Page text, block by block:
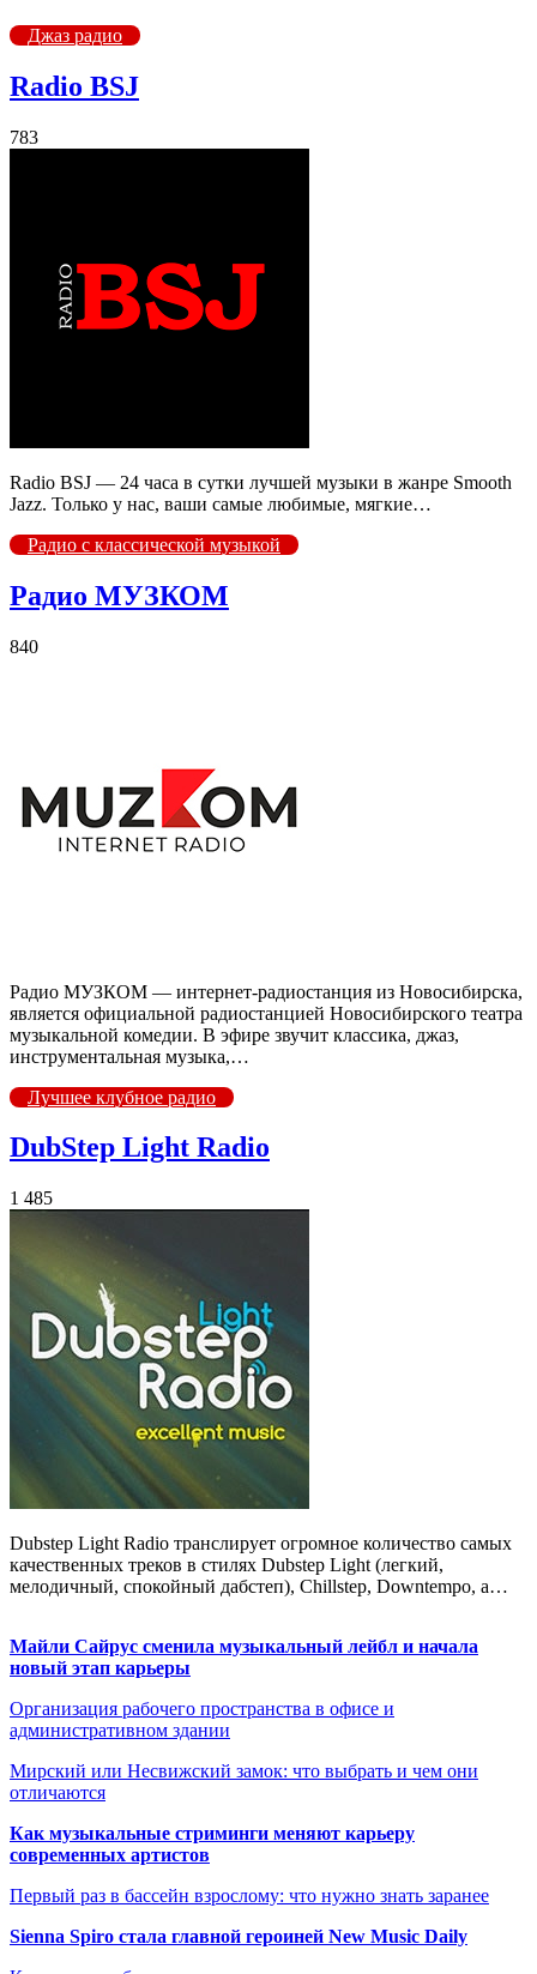
Джаз радио
Radio BSJ
783
Radio BSJ — 24 часа в сутки лучшей музыки в жанре Smooth
Jazz. Только у нас, ваши самые любимые, мягкие…
Радио с классической музыкой
Радио МУЗКОМ
840
Радио МУЗКОМ — интернет-радиостанция из Новосибирска,
является официальной радиостанцией Новосибирского театра
музыкальной комедии. В эфире звучит классика, джаз,
инструментальная музыка,…
Лучшее клубное радио
DubStep Light Radio
1 485
Dubstep Light Radio транслирует огромное количество самых
качественных треков в стилях Dubstep Light (легкий,
мелодичный, спокойный дабстеп), Chillstep, Downtempo, а…
Майли Сайрус сменила музыкальный лейбл и начала
новый этап карьеры
Организация рабочего пространства в офисе и
административном здании
Мирский или Несвижский замок: что выбрать и чем они
отличаются
Как музыкальные стриминги меняют карьеру
современных артистов
Первый раз в бассейн взрослому: что нужно знать заранее
Sienna Spiro стала главной героиней New Music Daily